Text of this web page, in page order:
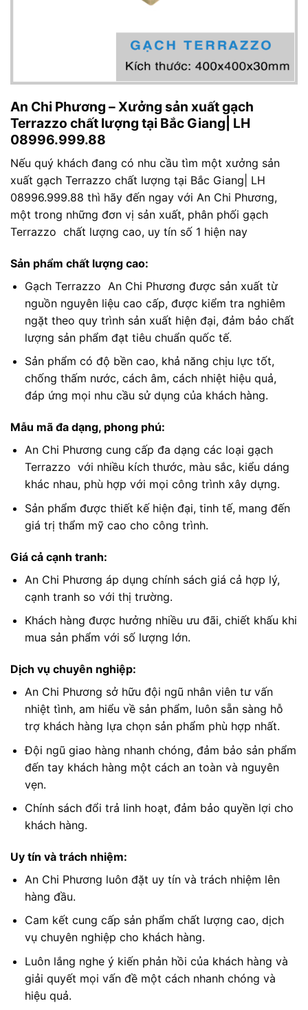
An Chi Phương – Xưởng sản xuất gạch
Terrazzo chất lượng tại Bắc Giang| LH
08996.999.88
Nếu quý khách đang có nhu cầu tìm một xưởng sản
xuất gạch Terrazzo chất lượng tại Bắc Giang| LH
08996.999.88 thì hãy đến ngay với An Chi Phương,
một trong những đơn vị sản xuất, phân phối gạch
Terrazzo chất lượng cao, uy tín số 1 hiện nay
Sản phẩm chất lượng cao:
Gạch Terrazzo An Chi Phương được sản xuất từ
nguồn nguyên liệu cao cấp, được kiểm tra nghiêm
ngặt theo quy trình sản xuất hiện đại, đảm bảo chất
lượng sản phẩm đạt tiêu chuẩn quốc tế.
Sản phẩm có độ bền cao, khả năng chịu lực tốt,
chống thấm nước, cách âm, cách nhiệt hiệu quả,
đáp ứng mọi nhu cầu sử dụng của khách hàng.
Mẫu mã đa dạng, phong phú:
An Chi Phương cung cấp đa dạng các loại gạch
Terrazzo với nhiều kích thước, màu sắc, kiểu dáng
khác nhau, phù hợp với mọi công trình xây dựng.
Sản phẩm được thiết kế hiện đại, tinh tế, mang đến
giá trị thẩm mỹ cao cho công trình.
Giá cả cạnh tranh:
An Chi Phương áp dụng chính sách giá cả hợp lý,
cạnh tranh so với thị trường.
Khách hàng được hưởng nhiều ưu đãi, chiết khấu khi
mua sản phẩm với số lượng lớn.
Dịch vụ chuyên nghiệp:
An Chi Phương sở hữu đội ngũ nhân viên tư vấn
nhiệt tình, am hiểu về sản phẩm, luôn sẵn sàng hỗ
trợ khách hàng lựa chọn sản phẩm phù hợp nhất.
Đội ngũ giao hàng nhanh chóng, đảm bảo sản phẩm
đến tay khách hàng một cách an toàn và nguyên
vẹn.
Chính sách đổi trả linh hoạt, đảm bảo quyền lợi cho
khách hàng.
Uy tín và trách nhiệm:
An Chi Phương luôn đặt uy tín và trách nhiệm lên
hàng đầu.
Cam kết cung cấp sản phẩm chất lượng cao, dịch
vụ chuyên nghiệp cho khách hàng.
Luôn lắng nghe ý kiến phản hồi của khách hàng và
giải quyết mọi vấn đề một cách nhanh chóng và
hiệu quả.